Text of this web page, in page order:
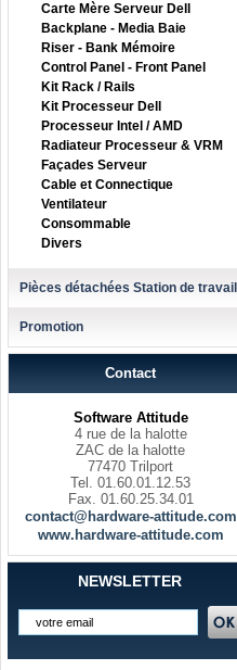
Carte Mère Serveur Dell
Backplane - Media Baie
Riser - Bank Mémoire
Control Panel - Front Panel
Kit Rack / Rails
Kit Processeur Dell
Processeur Intel / AMD
Radiateur Processeur & VRM
Façades Serveur
Cable et Connectique
Ventilateur
Consommable
Divers
Pièces détachées Station de travail
Promotion
Contact
Software Attitude
4 rue de la halotte
ZAC de la halotte
77470 Trilport
Tel. 01.60.01.12.53
Fax. 01.60.25.34.01
contact@hardware-attitude.com
www.hardware-attitude.com
NEWSLETTER